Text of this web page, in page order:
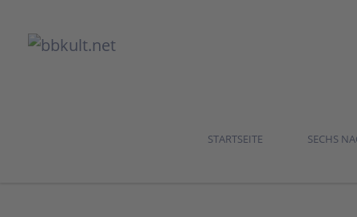
STARTSEITE SECHS